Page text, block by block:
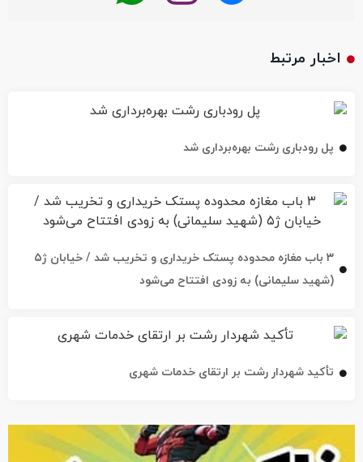
اخبار مرتبط
پل رودباری رشت بهره‌برداری شد
۳ باب مغازه محدوده پستک خریداری و تخریب شد / خیابان ژ۵
(شهید سلیمانی) به زودی افتتاح می‌شود
تأکید شهردار رشت بر ارتقای خدمات شهری